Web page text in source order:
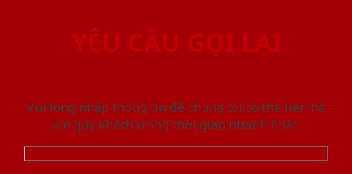
YÊU CẦU GỌI LẠI
Vui lòng nhập thông tin để chúng tôi có thể liên hệ
với quý khách trong thời gian nhanh nhất.